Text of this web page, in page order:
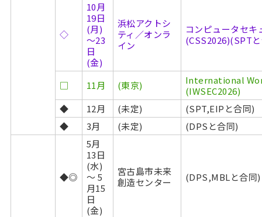
◇
10月
19日
(月)
～23
日
(金)
浜松アクトシ
ティ／オンラ
イン
コンピュータセキ
(CSS2026)(SPT
□ 11月 (東京)
International
(IWSEC2026)
◆
12月 (未定)
(SPT,EIPと合同)
◆
3月 (未定) (DPSと合同)
◆◎
5月
13日
(水)
～ 5
月15
日
(金)
宮古島市未来
創造センター
(DPS,MBLと合同)